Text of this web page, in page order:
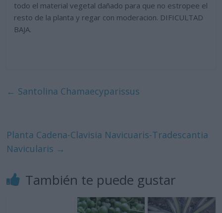
todo el material vegetal dañado para que no estropee el
resto de la planta y regar con moderacion. DIFICULTAD
BAJA.
← Santolina Chamaecyparissus
Planta Cadena-Clavisia Navicuaris-Tradescantia
Navicularis →
También te puede gustar